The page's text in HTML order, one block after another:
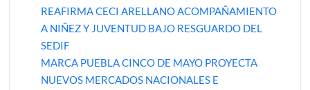
REAFIRMA CECI ARELLANO ACOMPAÑAMIENTO
A NIÑEZ Y JUVENTUD BAJO RESGUARDO DEL
SEDIF
MARCA PUEBLA CINCO DE MAYO PROYECTA
NUEVOS MERCADOS NACIONALES E